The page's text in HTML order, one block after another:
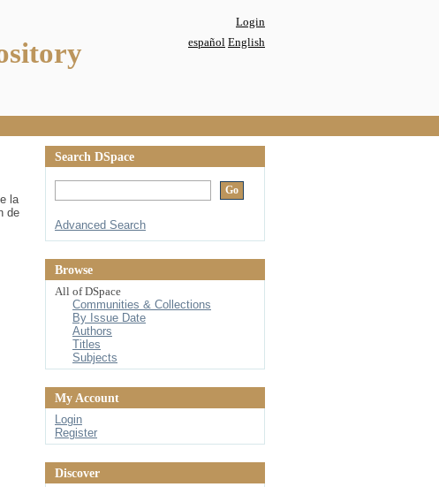
Login
español English
la
de
Search DSpace
Advanced Search
Browse
All of DSpace
Communities & Collections
By Issue Date
Authors
Titles
Subjects
My Account
Login
Register
Discover